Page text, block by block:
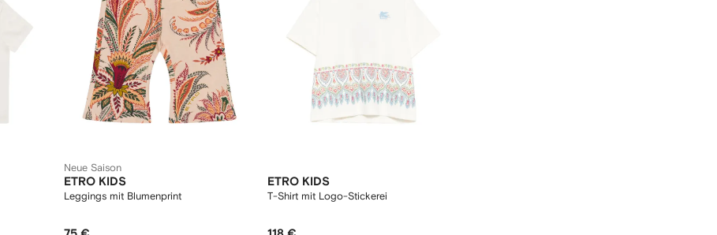
Neue Saison
ETRO KIDS
Leggings mit Blumenprint
ETRO KIDS
T-Shirt mit Logo-Stickerei